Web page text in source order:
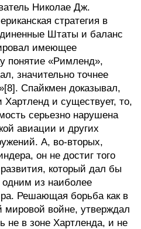
Николае Дж.
стратегия в
Штаты и баланс
имеющее
понятие «Римленд»,
значительно точнее
Спайкмен доказывал,
Хартленд и существует, то,
серьезно нарушена
авиации и других
А, во-вторых,
он не достиг того
который дал бы
одним из наиболее
Решающая борьба как в
мировой войне, утверждал
не в зоне Хартленда, и не